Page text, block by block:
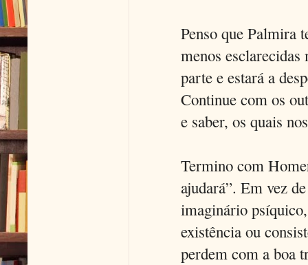
Penso que Palmira
menos esclarecidas
parte e estará a
Continue com os
e saber, os quais
Termino com
ajudará”. Em vez
imaginário
existência ou
perdem com a boa